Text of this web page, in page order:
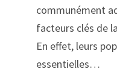
communément
facteurs clés de
En effet, leurs
essentielles…